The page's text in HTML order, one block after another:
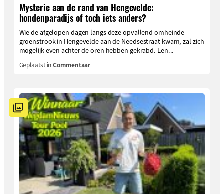
Mysterie aan de rand van Hengevelde:
hondenparadijs of toch iets anders?
Wie de afgelopen dagen langs deze opvallend omheinde
groenstrook in Hengevelde aan de Needsestraat kwam, zal zich
mogelijk even achter de oren hebben gekrabd. Een...
Geplaatst inCommentaar